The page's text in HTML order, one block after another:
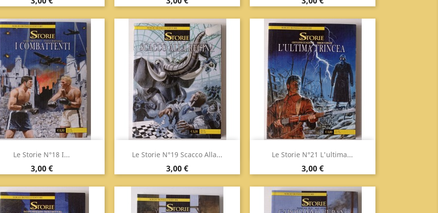
Le Storie N°18 I...
Prezzo
3,00 €
Anteprima Le Storie N°19 Scacco Alla...
Prezzo
3,00 €
 Anteprima Le Storie N°21 L'ultima...
Prezzo
3,00 €
 Anteprima